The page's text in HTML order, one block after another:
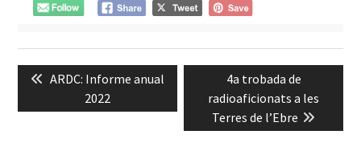
d'entrades
Previous
ARDC: Informe anual
2022
Next
post:
4a trobada de
radioaficionats a les
Terres de l’Ebre